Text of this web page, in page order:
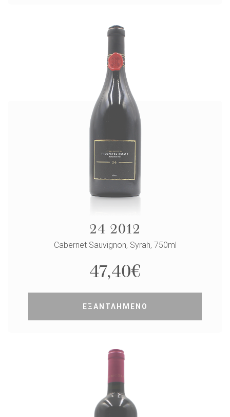
24 2012
Cabernet Sauvignon, Syrah, 750ml
47,40€
ΕΞΑΝΤΛΗΜΕΝΟ